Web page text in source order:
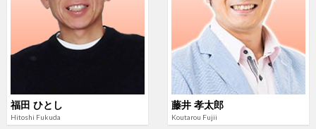
福田 ひとし
Hitoshi Fukuda
藤井 孝太郎
Koutarou Fujii